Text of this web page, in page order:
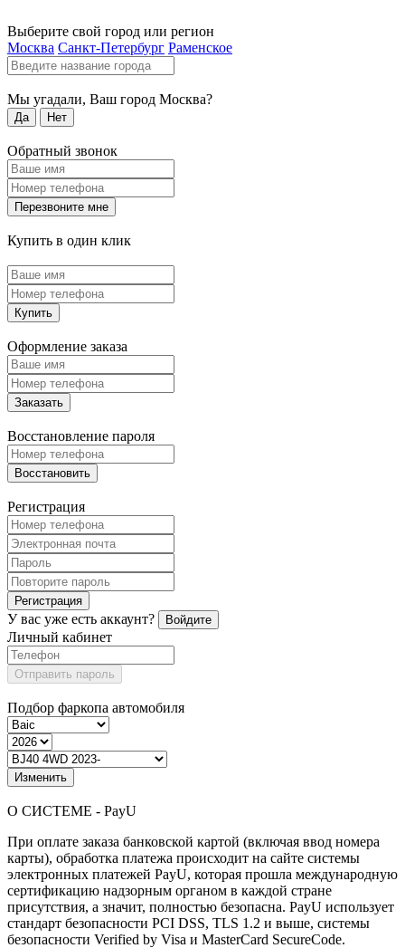
Выберите свой город или регион
Москва Санкт-Петербург Раменское
Мы угадали, Ваш город Москва?
Да Нет
Обратный звонок
Перезвоните мне
Купить в один клик
Купить
Оформление заказа
Заказать
Восстановление пароля
Восстановить
Регистрация
Регистрация
У вас уже есть аккаунт? Войдите
Личный кабинет
Отправить пароль
Подбор фаркопа автомобиля
Изменить
О СИСТЕМЕ - PayU
При оплате заказа банковской картой (включая ввод номера
карты), обработка платежа происходит на сайте системы
электронных платежей PayU, которая прошла международную
сертификацию надзорным органом в каждой стране
присутствия, а значит, полностью безопасна. PayU использует
стандарт безопасности PCI DSS, TLS 1.2 и выше, системы
безопасности Verified by Visa и MasterCard SecureCode.